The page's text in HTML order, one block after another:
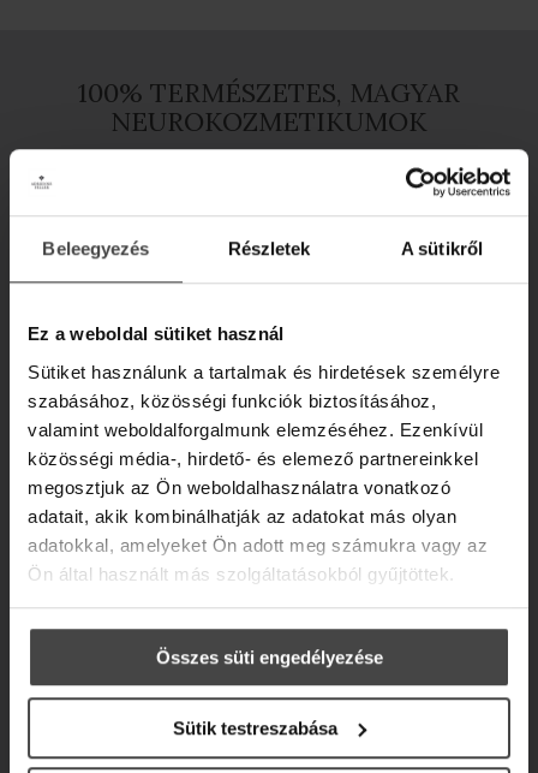
Beleegyezés Részletek A sütikről
Ez a weboldal sütiket használ
Sütiket használunk a tartalmak és hirdetések személyre
szabásához, közösségi funkciók biztosításához,
valamint weboldalforgalmunk elemzéséhez. Ezenkívül
közösségi média-, hirdető- és elemező partnereinkkel
megosztjuk az Ön weboldalhasználatra vonatkozó
adatait, akik kombinálhatják az adatokat más olyan
adatokkal, amelyeket Ön adott meg számukra vagy az
Ön által használt más szolgáltatásokból gyűjtöttek.
Összes süti engedélyezése
Sütik testreszabása
100% TERMÉSZETES, MAGYAR
NEUROKOZMETIKUMOK